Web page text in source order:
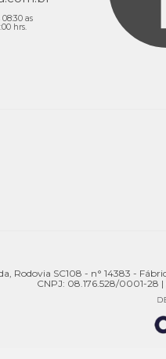
as
hrs.
Rodovia SC108 - n° 14383 -
CNPJ: 08.176.528/0001-28